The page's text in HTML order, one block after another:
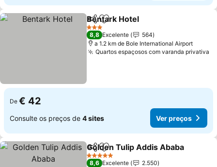
PartilharAdicionar aos favoritos
Bentark Hotel
3 Estrelas
8,8 Excelente
564
a 1.2 km de Bole International Airport
Quartos espaçosos com varanda privativa
De € 42
Consulte os preços de 4 sites Ver preços
PartilharAdicionar aos favoritos
Golden Tulip Addis Ababa
5 Estrelas
8,6 Excelente
2.550